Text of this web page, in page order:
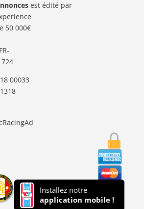
est édité par
50 000€
00033
Installez notre
application mobile !